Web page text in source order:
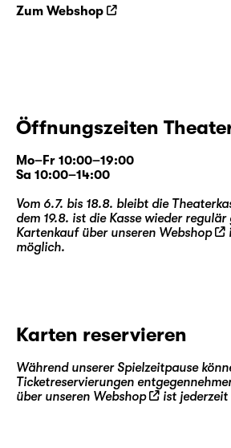
Zum Webshop
Öffnungszeiten
Mo–Fr 10:00–19:00
Sa 10:00–14:00
Vom 6.7. bis 18.8. bleibt die
dem 19.8. ist die Kasse wieder
Kartenkauf über unseren Webshop
möglich.
Karten reservieren
Während unserer Spielzeitpause
Ticketreservierungen
über unseren Webshop ist